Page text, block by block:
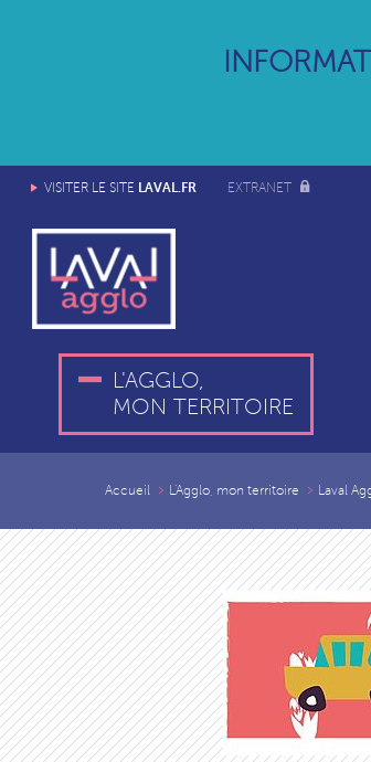
VISITER LE SITE LAVAL.FR EXTRANET
L'AGGLO,
MON TERRITOIRE
Accueil L'Agglo, mon territoire Laval